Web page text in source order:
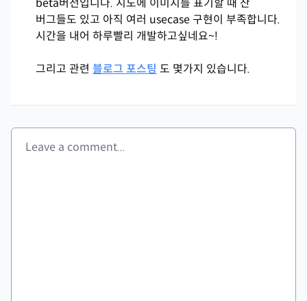
버그들도 있고 아직 여러 usecase 구현이 부족합니다.
시간을 내어 하루빨리 개발하고싶네요~!
그리고 관련 블로그 포스팅 도 몇가지 있습니다.